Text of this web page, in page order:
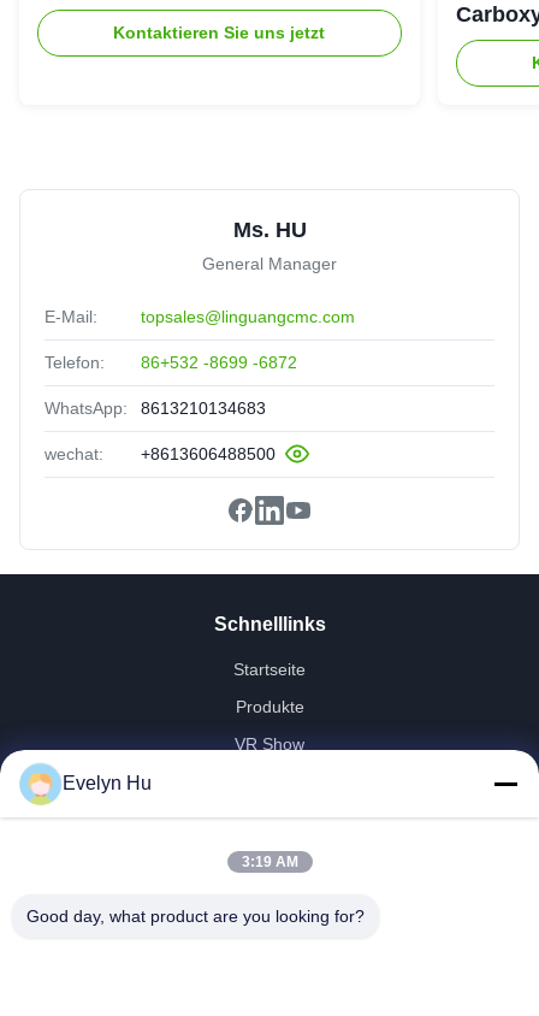
Kontaktieren Sie uns jetzt
Ms. HU
General Manager
E-Mail: topsales@linguangcmc.com
Telefon: 86+532 -8699 -6872
WhatsApp: 8613210134683
wechat: +8613606488500
Schnelllinks
Startseite
Produkte
VR Show
Fabrik Tour
Qualitätskontrolle
Referenzen
Evelyn Hu
3:19 AM
Good day, what product are you looking for?